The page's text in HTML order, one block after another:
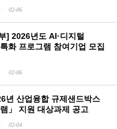
02-06
] 2026년도 AI·디지털
화 프로그램 참여기업 모집
02-06
년 산업융합 규제샌드박스
」 지원 대상과제 공고
02-04